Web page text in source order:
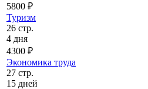
5800 ₽
Туризм
26 стр.
4 дня
4300 ₽
Экономика труда
27 стр.
15 дней